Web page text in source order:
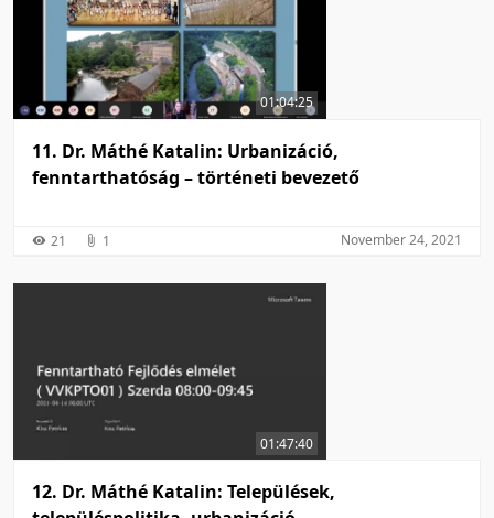
01:04:25
11. Dr. Máthé Katalin: Urbanizáció,
fenntarthatóság – történeti bevezető
21 1 November 24, 2021
01:47:40
12. Dr. Máthé Katalin: Települések,